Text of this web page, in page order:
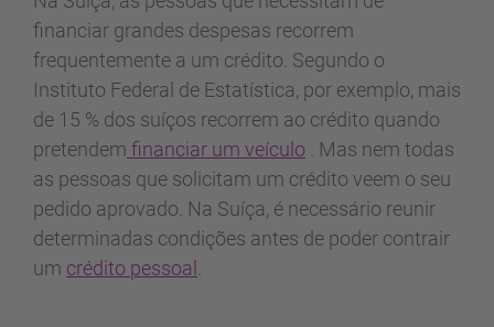
financiar grandes despesas recorrem
frequentemente a um crédito. Segundo o
Instituto Federal de Estatística, por exemplo, mais
de 15 % dos suíços recorrem ao crédito quando
pretendem financiar um veículo . Mas nem todas
as pessoas que solicitam um crédito veem o seu
pedido aprovado. Na Suíça, é necessário reunir
determinadas condições antes de poder contrair
um crédito pessoal .